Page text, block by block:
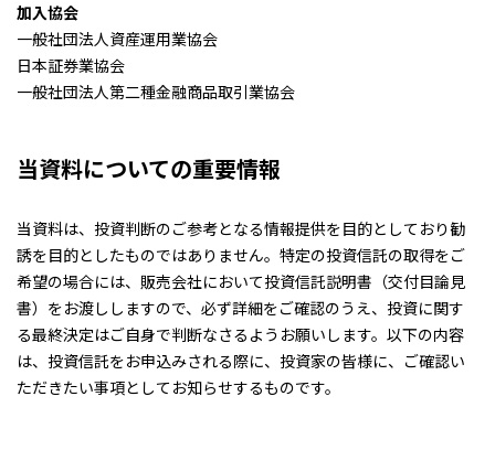
加入協会
一般社団法人資産運用業協会
日本証券業協会
一般社団法人第二種金融商品取引業協会
当資料についての重要情報
当資料は、投資判断のご参考となる情報提供を目的としており勧
誘を目的としたものではありません。特定の投資信託の取得をご
希望の場合には、販売会社において投資信託説明書（交付目論見
書）をお渡ししますので、必ず詳細をご確認のうえ、投資に関す
る最終決定はご自身で判断なさるようお願いします。以下の内容
は、投資信託をお申込みされる際に、投資家の皆様に、ご確認い
ただきたい事項としてお知らせするものです。